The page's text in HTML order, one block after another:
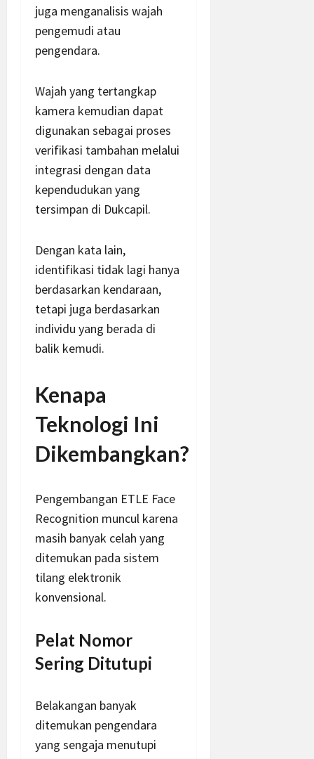
juga menganalisis wajah
pengemudi atau
pengendara.
Wajah yang tertangkap
kamera kemudian dapat
digunakan sebagai proses
verifikasi tambahan melalui
integrasi dengan data
kependudukan yang
tersimpan di Dukcapil.
Dengan kata lain,
identifikasi tidak lagi hanya
berdasarkan kendaraan,
tetapi juga berdasarkan
individu yang berada di
balik kemudi.
Kenapa
Teknologi Ini
Dikembangkan?
Pengembangan ETLE Face
Recognition muncul karena
masih banyak celah yang
ditemukan pada sistem
tilang elektronik
konvensional.
Pelat Nomor
Sering Ditutupi
Belakangan banyak
ditemukan pengendara
yang sengaja menutupi